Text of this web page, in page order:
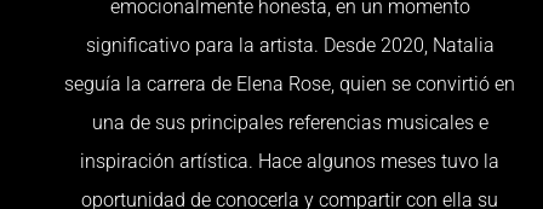
emocionalmente honesta, en un momento
significativo para la artista. Desde 2020, Natalia
seguía la carrera de Elena Rose, quien se convirtió en
una de sus principales referencias musicales e
inspiración artística. Hace algunos meses tuvo la
oportunidad de conocerla y compartir con ella su